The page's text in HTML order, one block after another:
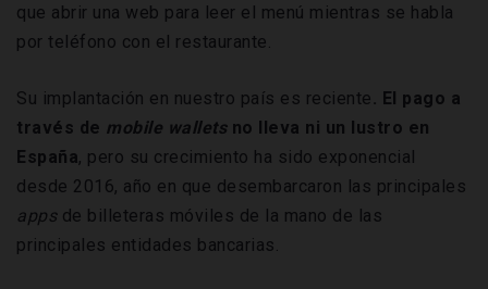
que abrir una web para leer el menú mientras se habla
por teléfono con el restaurante.
Su implantación en nuestro país es reciente. El pago a
través de mobile walletsno lleva ni un lustro en
España, pero su crecimiento ha sido exponencial
desde 2016, año en que desembarcaron las principales
appsde billeteras móviles de la mano de las
principales entidades bancarias.